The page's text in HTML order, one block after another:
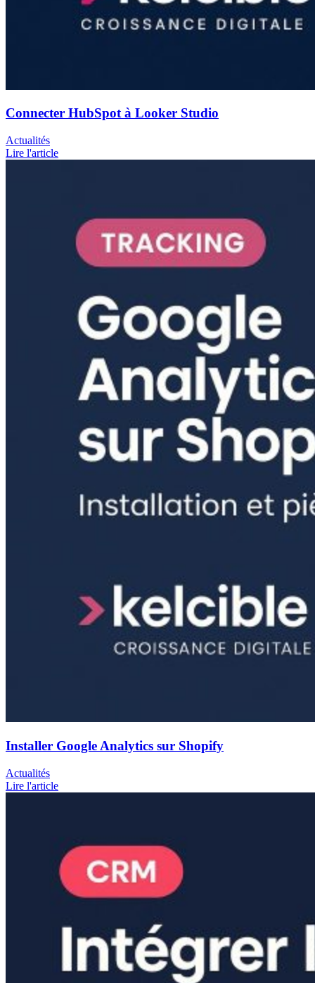
Connecter HubSpot à Looker Studio
Actualités
Lire l'article
Installer Google Analytics sur Shopify
Actualités
Lire l'article